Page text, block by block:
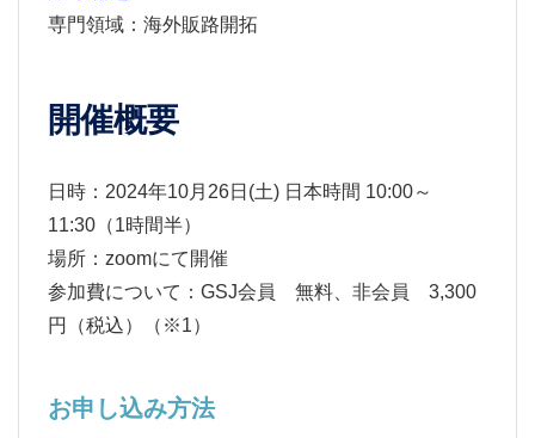
専門領域：海外販路開拓
開催概要
日時：2024年10月26日(土) 日本時間 10:00～
11:30（1時間半）
場所：zoomにて開催
参加費について：GSJ会員 無料、非会員 3,300
円（税込）（※1）
お申し込み方法